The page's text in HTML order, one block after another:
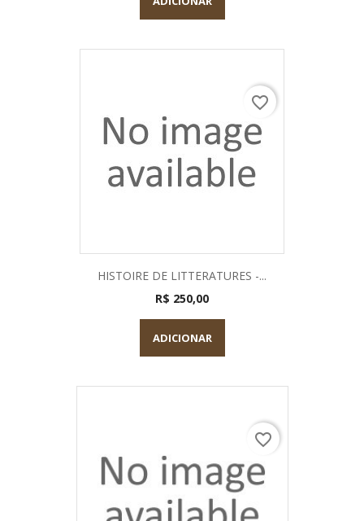
HISTOIRE DE LITTERATURES -...
R$ 250,00
ADICIONAR
favorite_border
favorite_border